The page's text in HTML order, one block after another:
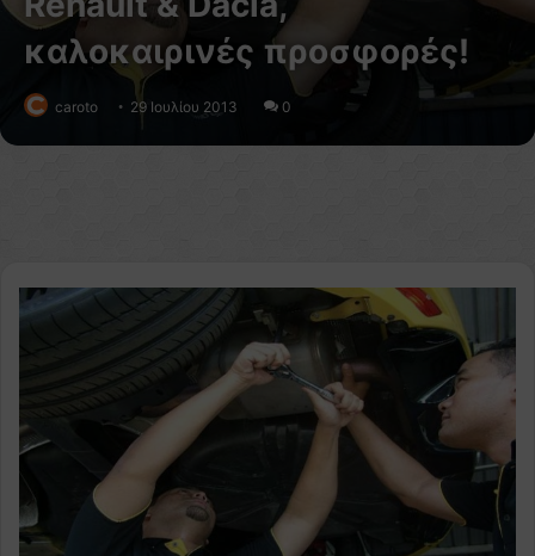
καλοκαιρινές προσφορές!
caroto 29 Ιουλίου 2013 0